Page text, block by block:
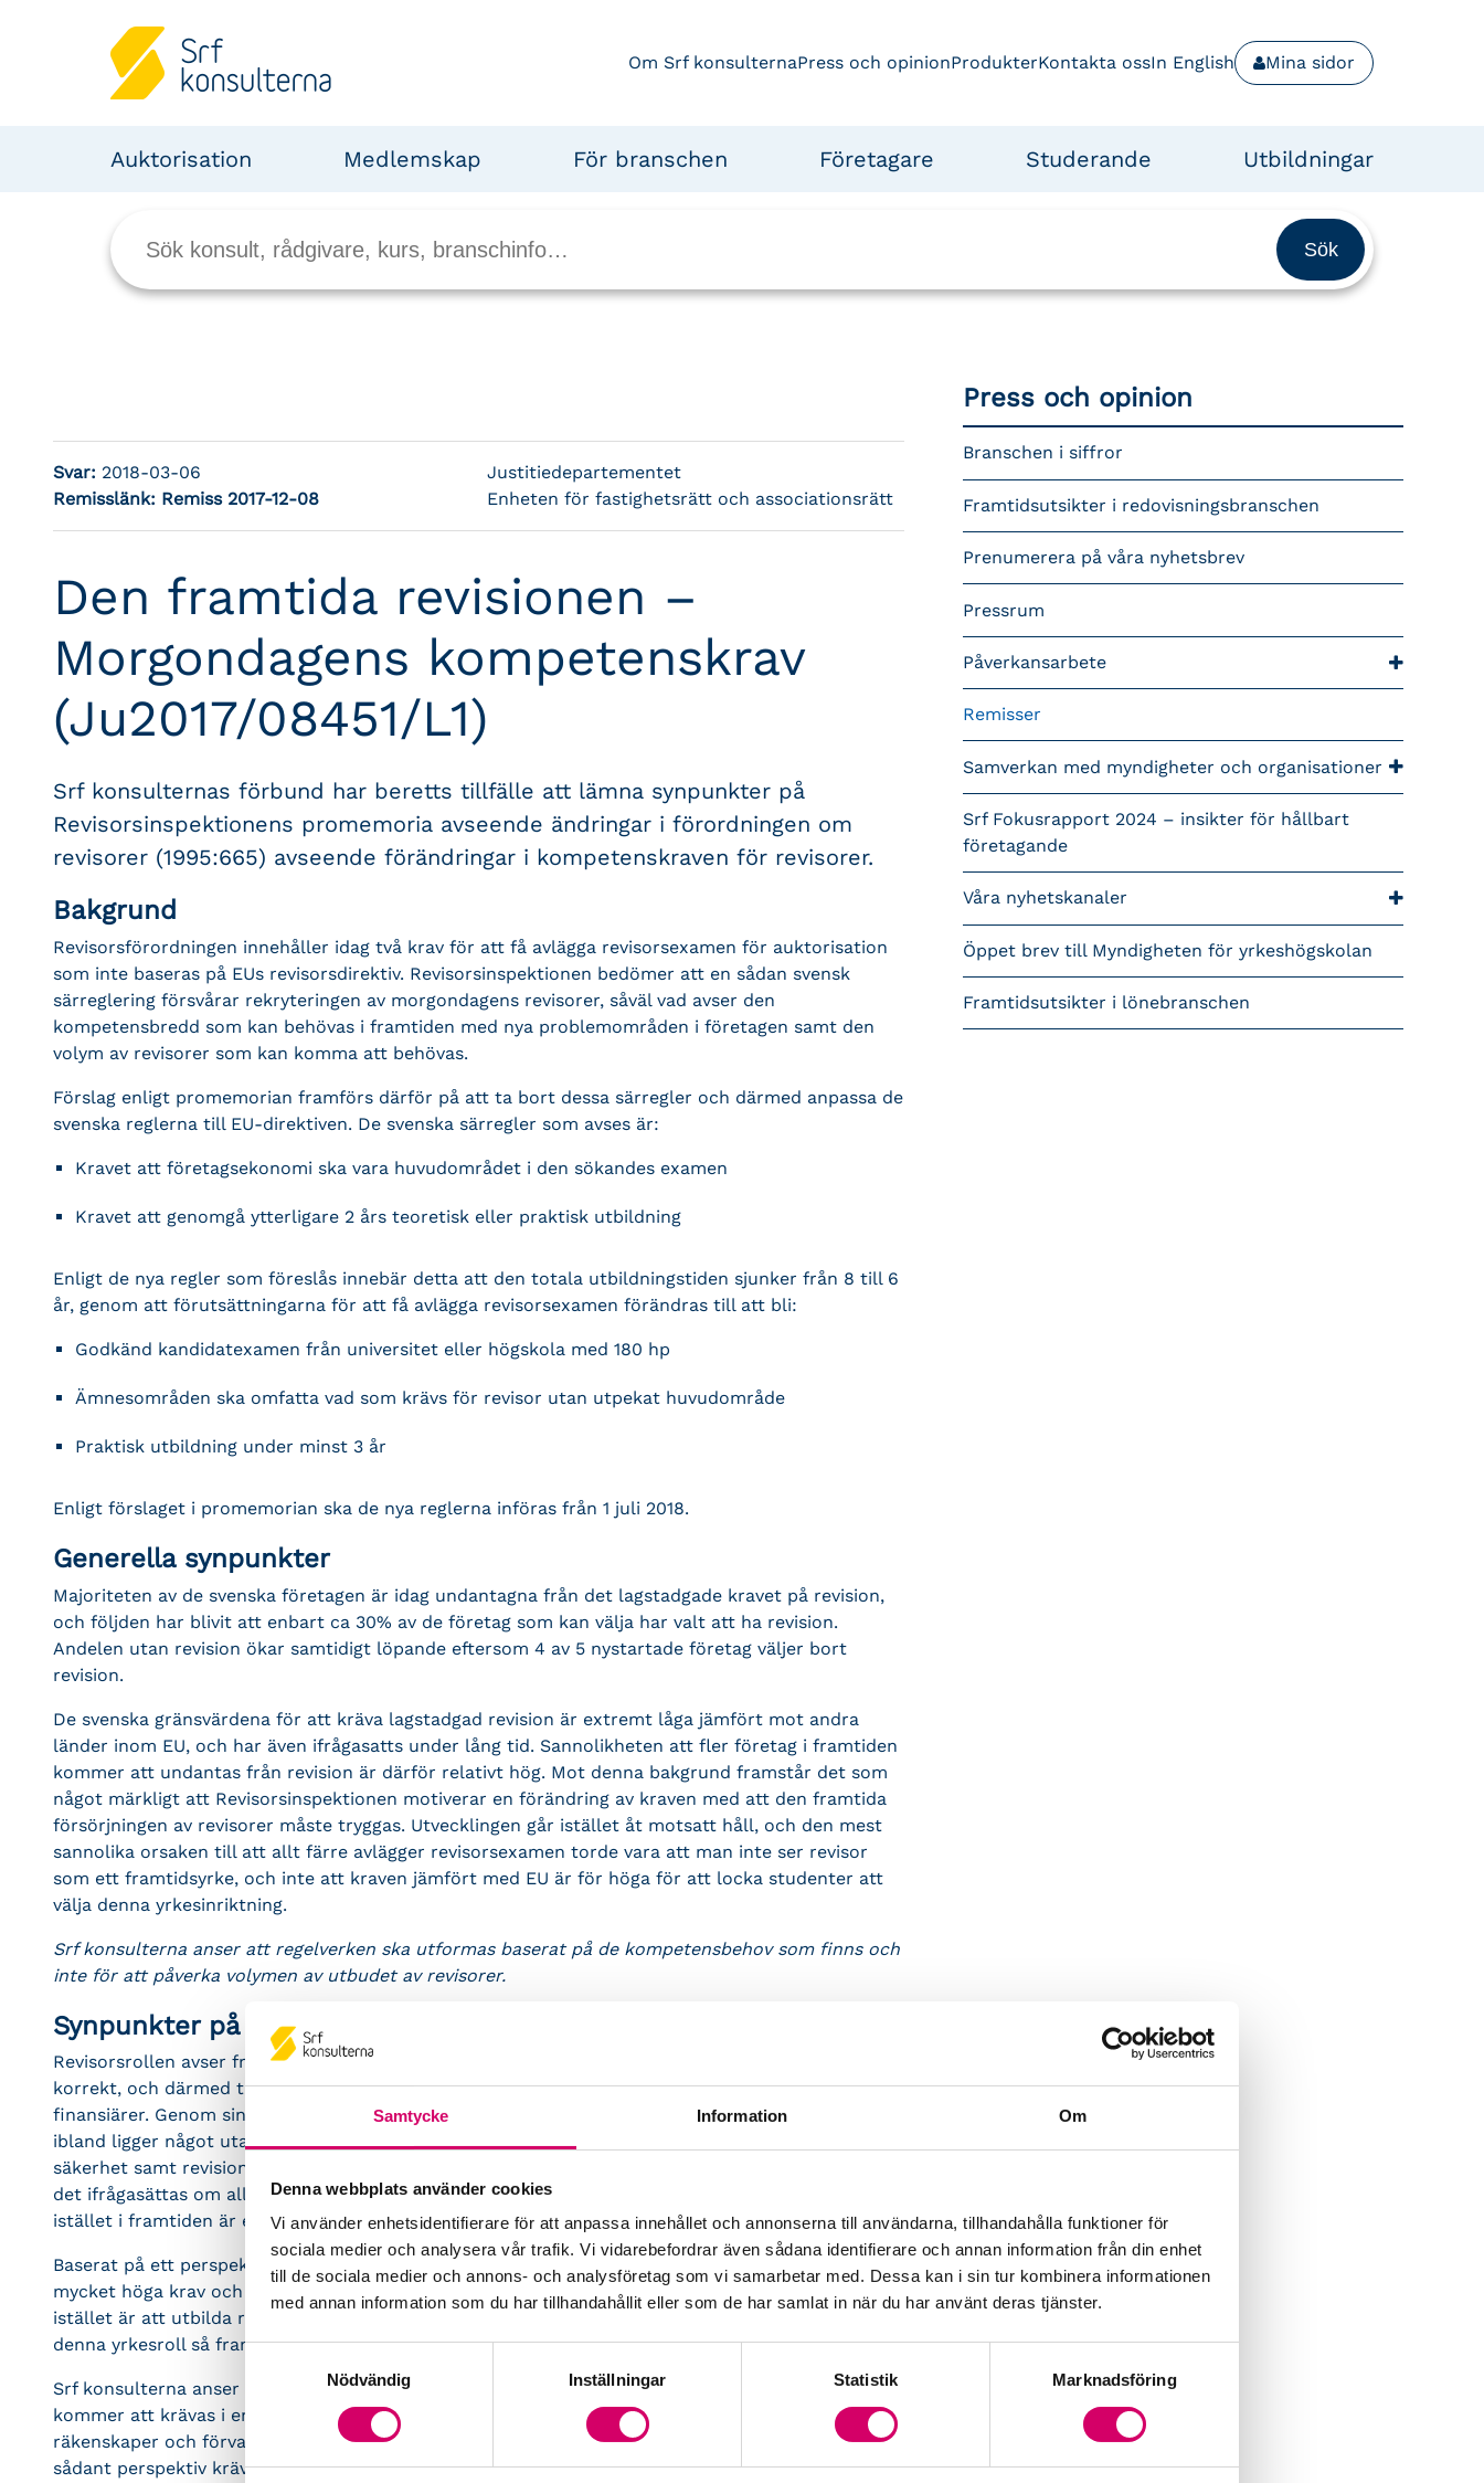
Samtycke Information Om
Denna webbplats använder cookies
Vi använder enhetsidentifierare för att anpassa innehållet och annonserna till användarna, tillhandahålla funktioner för
sociala medier och analysera vår trafik. Vi vidarebefordrar även sådana identifierare och annan information från din enhet
till de sociala medier och annons- och analysföretag som vi samarbetar med. Dessa kan i sin tur kombinera informationen
med annan information som du har tillhandahållit eller som de har samlat in när du har använt deras tjänster.
Nödvändig
Inställningar Statistik Marknadsföring
Om Srf konsulternaPress och opinionProdukterKontakta ossIn English Mina sidor
Auktorisation Medlemskap För branschen Företagare Studerande Utbildningar
Svar: 2018-03-06
Remisslänk: Remiss 2017-12-08
Justitiedepartementet
Enheten för fastighetsrätt och associationsrätt
Den framtida revisionen –
Morgondagens kompetenskrav
(Ju2017/08451/L1)
Srf konsulternas förbund har beretts tillfälle att lämna synpunkter på
Revisorsinspektionens promemoria avseende ändringar i förordningen om
revisorer (1995:665) avseende förändringar i kompetenskraven för revisorer.
Bakgrund
Revisorsförordningen innehåller idag två krav för att få avlägga revisorsexamen för auktorisation
som inte baseras på EUs revisorsdirektiv. Revisorsinspektionen bedömer att en sådan svensk
särreglering försvårar rekryteringen av morgondagens revisorer, såväl vad avser den
kompetensbredd som kan behövas i framtiden med nya problemområden i företagen samt den
volym av revisorer som kan komma att behövas.
Förslag enligt promemorian framförs därför på att ta bort dessa särregler och därmed anpassa de
svenska reglerna till EU-direktiven. De svenska särregler som avses är:
Kravet att företagsekonomi ska vara huvudområdet i den sökandes examen
Kravet att genomgå ytterligare 2 års teoretisk eller praktisk utbildning
Enligt de nya regler som föreslås innebär detta att den totala utbildningstiden sjunker från 8 till 6
år, genom att förutsättningarna för att få avlägga revisorsexamen förändras till att bli:
Godkänd kandidatexamen från universitet eller högskola med 180 hp
Ämnesområden ska omfatta vad som krävs för revisor utan utpekat huvudområde
Praktisk utbildning under minst 3 år
Enligt förslaget i promemorian ska de nya reglerna införas från 1 juli 2018.
Generella synpunkter
Majoriteten av de svenska företagen är idag undantagna från det lagstadgade kravet på revision,
och följden har blivit att enbart ca 30% av de företag som kan välja har valt att ha revision.
Andelen utan revision ökar samtidigt löpande eftersom 4 av 5 nystartade företag väljer bort
revision.
De svenska gränsvärdena för att kräva lagstadgad revision är extremt låga jämfört mot andra
länder inom EU, och har även ifrågasatts under lång tid. Sannolikheten att fler företag i framtiden
kommer att undantas från revision är därför relativt hög. Mot denna bakgrund framstår det som
något märkligt att Revisorsinspektionen motiverar en förändring av kraven med att den framtida
försörjningen av revisorer måste tryggas. Utvecklingen går istället åt motsatt håll, och den mest
sannolika orsaken till att allt färre avlägger revisorsexamen torde vara att man inte ser revisor
som ett framtidsyrke, och inte att kraven jämfört med EU är för höga för att locka studenter att
välja denna yrkesinriktning.
Srf konsulterna anser att regelverken ska utformas baserat på de kompetensbehov som finns och
inte för att påverka volymen av utbudet av revisorer.
Synpunkter på förslaget
Revisorsrollen avser främst att säkerställa att den ekonomiska rapporteringen för ett företag är
korrekt, och därmed tillförlitlig som beslutsunderlag för såväl ägare som övriga intressenter och
finansiärer. Genom sin kontrollfunktion tilldelas dock revisorer även flera ämnesområden, som
ibland ligger något utanför den egentliga yrkesrollen. Detta kan avse analyser av hållbarhet, IT-
säkerhet samt revision av mjuka och affärsstrategiska variabler. I en allt mera komplex värld kan
det ifrågasättas om alla dessa kompetensområden kan rymmas inom en yrkesroll, eller om det
istället i framtiden är en uppdelning av yrkesrollen som är nödvändig.
Baserat på ett perspektiv av att revisorn ska bli en ”mångsysslare” inom kontrollverksamhet krävs
mycket höga krav och då sannolikt även en svensk särreglering utöver EUs krav. Om perspektivet
istället är att utbilda revisorer för de grundläggande och naturliga arbets-uppgifter som hör till
denna yrkesroll så framstår det svårt att motivera svenska särregler utöver EU-direktiven.
Srf konsulterna anser att yrkesrollen för att skapa det framtida förtroende för revision som
kommer att krävas i en komplex ekonomisk miljö ska fokusera på kontroll av ett företags
räkenskaper och förvaltning, samt de risker som är förknippade med dessa områden. Ur ett
sådant perspektiv krävs en väsentlig del av kunskapsinhämtningen inom företagsekonomi, men
Press och opinion
Branschen i siffror
Framtidsutsikter i redovisningsbranschen
Prenumerera på våra nyhetsbrev
Pressrum
Påverkansarbete
Remisser
Samverkan med myndigheter och organisationer
Srf Fokusrapport 2024 – insikter för hållbart
företagande
Våra nyhetskanaler
Öppet brev till Myndigheten för yrkeshögskolan
Framtidsutsikter i lönebranschen